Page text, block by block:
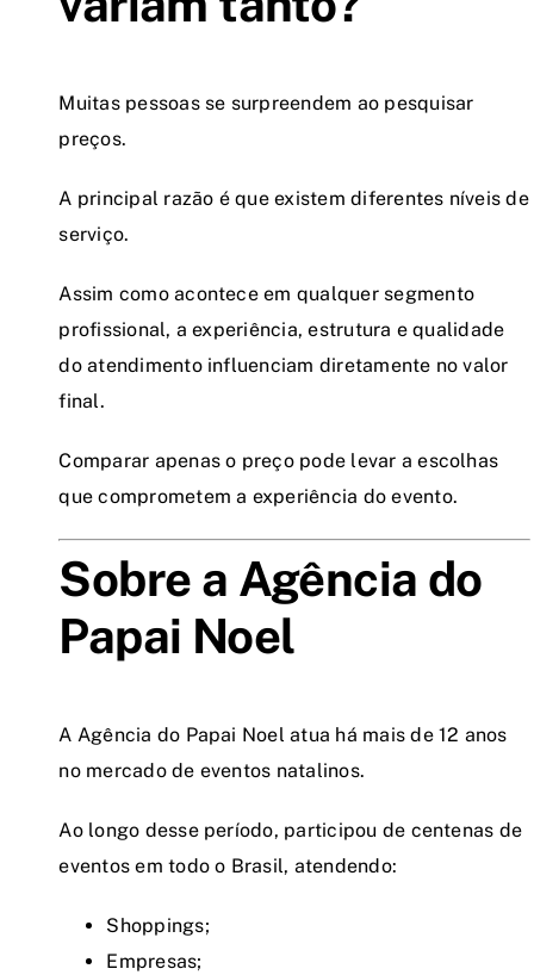
Muitas pessoas se surpreendem ao pesquisar
preços.
A principal razão é que existem diferentes níveis de
serviço.
Assim como acontece em qualquer segmento
profissional, a experiência, estrutura e qualidade
do atendimento influenciam diretamente no valor
final.
Comparar apenas o preço pode levar a escolhas
que comprometem a experiência do evento.
Sobre a Agência do
Papai Noel
A Agência do Papai Noel atua há mais de 12 anos
no mercado de eventos natalinos.
Ao longo desse período, participou de centenas de
eventos em todo o Brasil, atendendo:
Shoppings;
Empresas;